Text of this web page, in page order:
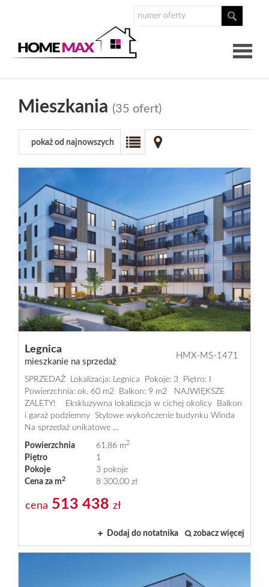
Nasz
zespół
Dlaczego
Praca
Mieszkania (35 ofert)
pokaż od najnowszych
Legnica
mieszkanie na sprzedaż
HMX-MS-1471
SPRZEDAŻ Lokalizacja: Legnica Pokoje: 3 Piętro: I
Powierzchnia: ok. 60 m2 Balkon: 9 m2 NAJWIĘKSZE
ZALETY! Ekskluzywna lokalizacja w cichej okolicy Balkon
i garaż podziemny Stylowe wykończenie budynku Winda
Na sprzedaż unikatowe ...
Powierzchnia 61,86 m2
Piętro
1
Pokoje
3 pokoje
Cena za m2 8 300,00 zł
cena 513 438 zł
Dodaj do notatnika zobacz więcej